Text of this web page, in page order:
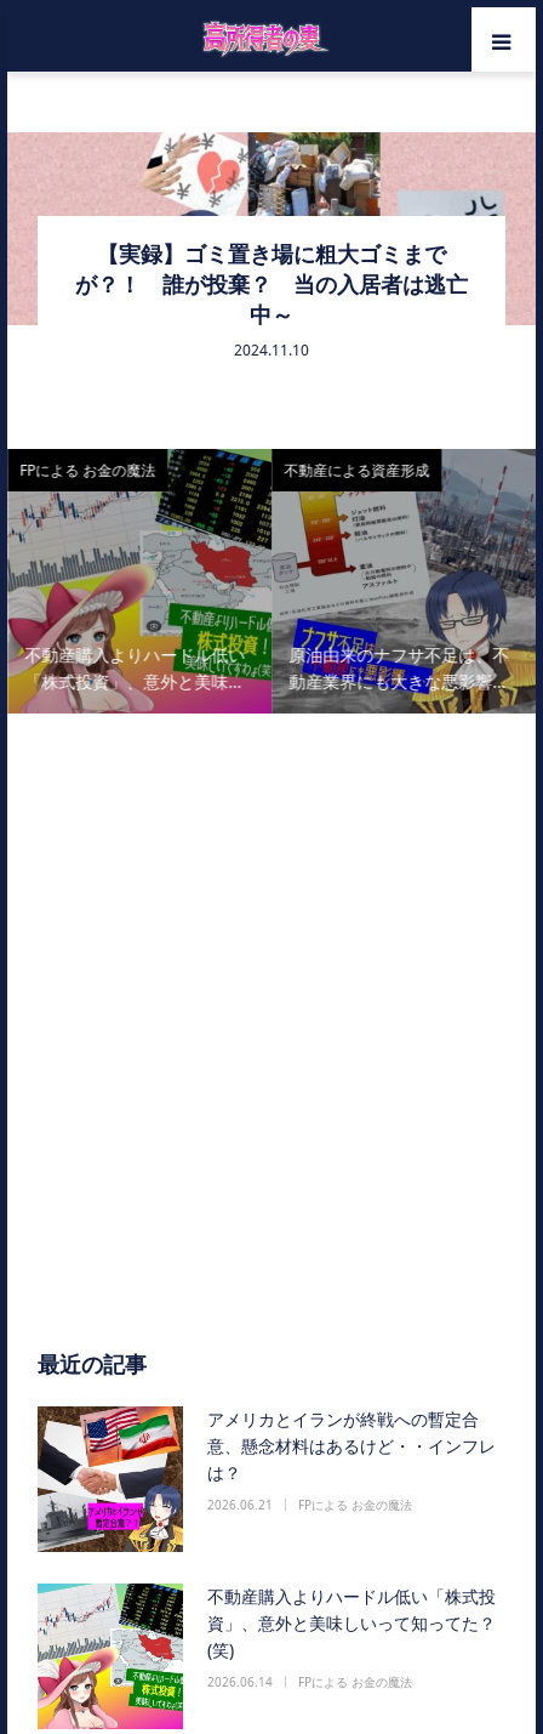
【実録】ゴミ置き場に粗大ゴミまで
が？！ 誰が投棄？ 当の入居者は逃亡
中～
2024.11.10
FPによる お金の魔法
不動産購入よりハードル低い
「株式投資」、意外と美味…
不動産による資産形成
原油由来のナフサ不足は、不
動産業界にも大きな悪影響…
最近の記事
アメリカとイランが終戦への暫定合
意、懸念材料はあるけど・・インフレ
は？
2026.06.21 FPによる お金の魔法
不動産購入よりハードル低い「株式投
資」、意外と美味しいって知ってた？
(笑)
2026.06.14 FPによる お金の魔法
メンバー
カテゴリー